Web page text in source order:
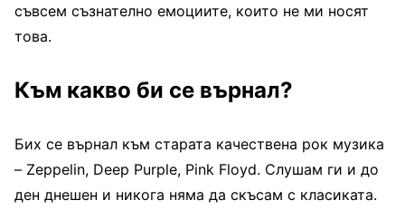
съвсем съзнателно емоциите, които не ми носят
това.
Към какво би се върнал?
Бих се върнал към старата качествена рок музика
– Zeppelin, Deep Purple, Pink Floyd. Слушам ги и до
ден днешен и никога няма да скъсам с класиката.